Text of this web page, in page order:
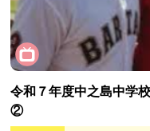
令和７年度中之島中学
②